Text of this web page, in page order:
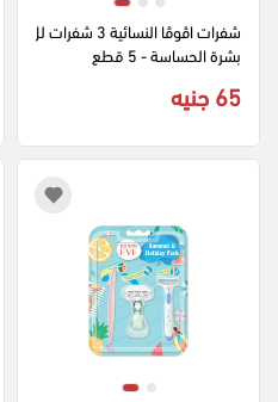
شفرات اڤوڤا النسائية 3 شفرات لل
بشرة الحساسة - 5 قطع
65 جنيه